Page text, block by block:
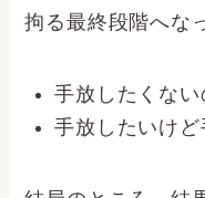
拘る最終段階へな
手放したくな
手放したいけ